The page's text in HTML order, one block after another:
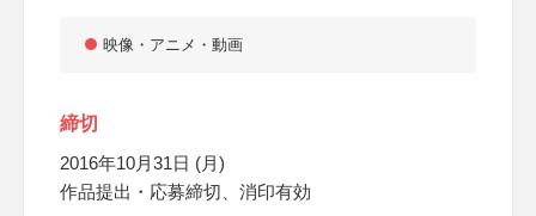
映像・アニメ・動画
締切
2016年10月31日 (月)
作品提出・応募締切、消印有効